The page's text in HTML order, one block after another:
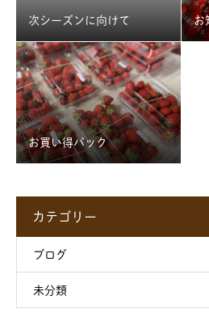
次シーズンに向けて お
お買い得パック
カテゴリー
ブログ
未分類